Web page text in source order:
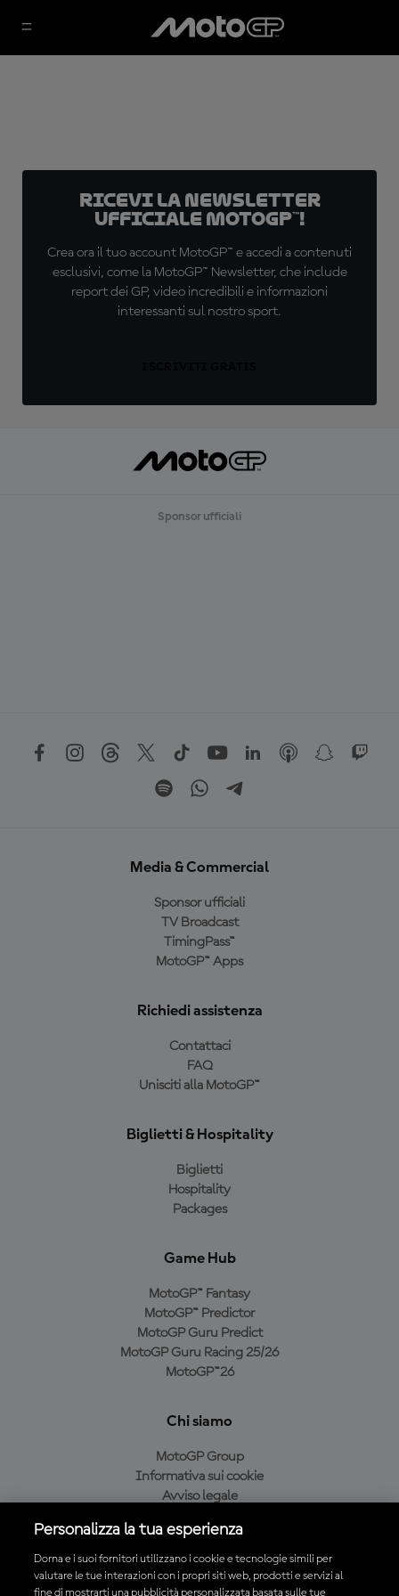
Ricevi la newsletter
ufficiale MotoGP™!
Crea ora il tuo account MotoGP™ e accedi a contenuti
esclusivi, come la MotoGP™ Newsletter, che include
report dei GP, video incredibili e informazioni
interessanti sul nostro sport.
Sponsor ufficiali
Media & Commercial
Sponsor ufficiali
TV Broadcast
TimingPass™
MotoGP™ Apps
Richiedi assistenza
Contattaci
FAQ
Unisciti alla MotoGP™
Biglietti & Hospitality
Biglietti
Hospitality
Packages
Game Hub
MotoGP™ Fantasy
MotoGP™ Predictor
MotoGP Guru Predict
MotoGP Guru Racing 25/26
MotoGP™26
Chi siamo
MotoGP Group
Informativa sui cookie
Avviso legale
Condizioni di acquisto
Personalizza la tua esperienza
Dorna e i suoi fornitori utilizzano i cookie e tecnologie simili per
valutare le tue interazioni con i propri siti web, prodotti e servizi al
fine di mostrarti una pubblicità personalizzata basata sulle tue